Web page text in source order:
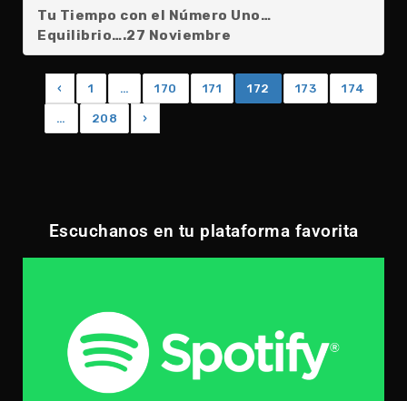
Tu Tiempo con el Número Uno…
Equilibrio….27 Noviembre
‹ 1 … 170 171 172 173 174
… 208 ›
Escuchanos en tu plataforma favorita